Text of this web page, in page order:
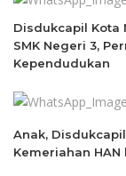
Disdukcapil Kota
SMK Negeri 3,
Kependudukan
Anak,
Kemeriahan HAN